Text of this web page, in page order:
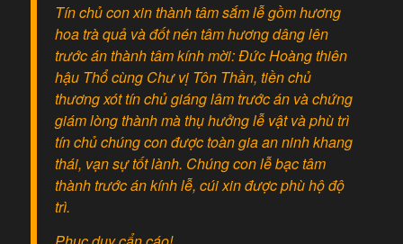
Tín chủ con xin thành tâm sắm lễ gồm hương
hoa trà quả và đốt nén tâm hương dâng lên
trước án thành tâm kính mời: Đức Hoàng thiên
hậu Thổ cùng Chư vị Tôn Thần, tiền chủ
thương xót tín chủ giáng lâm trước án và chứng
giám lòng thành mà thụ hưởng lễ vật và phù trì
tín chủ chúng con được toàn gia an ninh khang
thái, vạn sự tốt lành. Chúng con lễ bạc tâm
thành trước án kính lễ, cúi xin được phù hộ độ
trì.